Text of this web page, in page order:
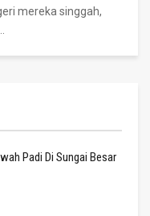
mereka singgah,
Padi Di Sungai Besar